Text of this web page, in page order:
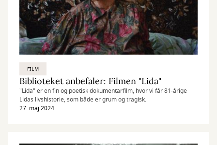
FILM
Biblioteket anbefaler: Filmen "Lida"
"Lida" er en fin og poetisk dokumentarfilm, hvor vi får 81-årige
Lidas livshistorie, som både er grum og tragisk.
27. maj 2024